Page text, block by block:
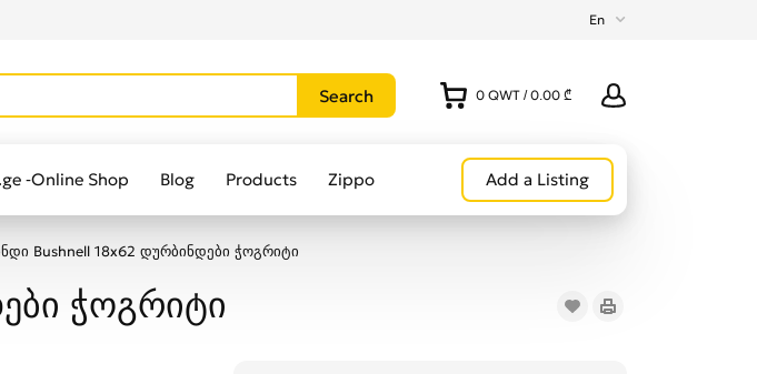
En
0 QWT / 0.00 ₾
-Online Shop Blog Products Zippo Add a Listing
Bushnell 18x62 დურბინდები ჭოგრიტი
ჭოგრიტი